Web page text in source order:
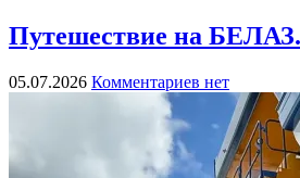
Путешествие на БЕЛАЗ.
05.07.2026 Комментариев нет